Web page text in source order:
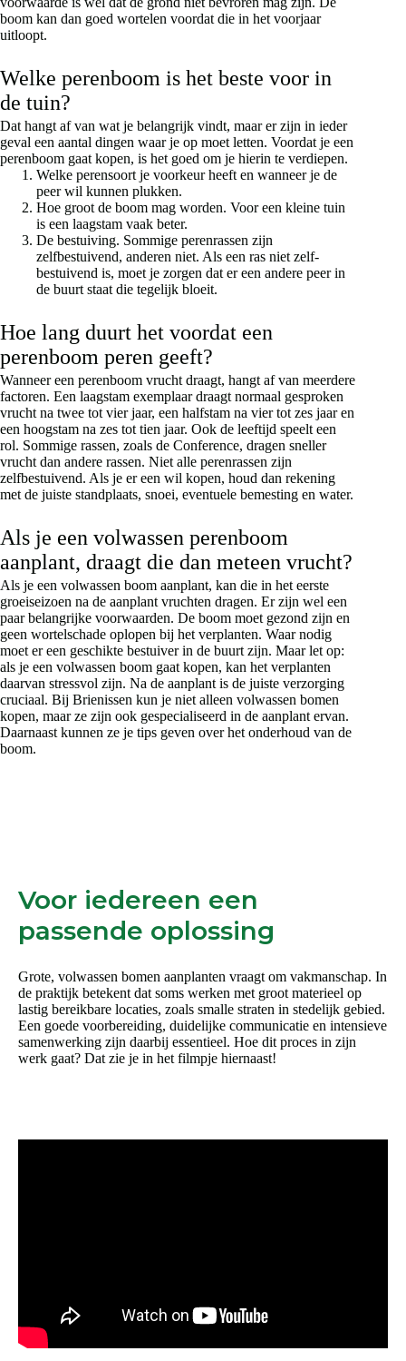
boom kan dan goed wortelen voordat die in het voorjaar
uitloopt.
Welke perenboom is het beste voor in
de tuin?
Dat hangt af van wat je belangrijk vindt, maar er zijn in ieder
geval een aantal dingen waar je op moet letten. Voordat je een
perenboom gaat kopen, is het goed om je hierin te verdiepen.
Welke perensoort je voorkeur heeft en wanneer je de
peer wil kunnen plukken.
Hoe groot de boom mag worden. Voor een kleine tuin
is een laagstam vaak beter.
De bestuiving. Sommige perenrassen zijn
zelfbestuivend, anderen niet. Als een ras niet zelf-
bestuivend is, moet je zorgen dat er een andere peer in
de buurt staat die tegelijk bloeit.
Hoe lang duurt het voordat een
perenboom peren geeft?
Wanneer een perenboom vrucht draagt, hangt af van meerdere
factoren. Een laagstam exemplaar draagt normaal gesproken
vrucht na twee tot vier jaar, een halfstam na vier tot zes jaar en
een hoogstam na zes tot tien jaar. Ook de leeftijd speelt een
rol. Sommige rassen, zoals de Conference, dragen sneller
vrucht dan andere rassen. Niet alle perenrassen zijn
zelfbestuivend. Als je er een wil kopen, houd dan rekening
met de juiste standplaats, snoei, eventuele bemesting en water.
Als je een volwassen perenboom
aanplant, draagt die dan meteen vrucht?
Als je een volwassen boom aanplant, kan die in het eerste
groeiseizoen na de aanplant vruchten dragen. Er zijn wel een
paar belangrijke voorwaarden. De boom moet gezond zijn en
geen wortelschade oplopen bij het verplanten. Waar nodig
moet er een geschikte bestuiver in de buurt zijn. Maar let op:
als je een volwassen boom gaat kopen, kan het verplanten
daarvan stressvol zijn. Na de aanplant is de juiste verzorging
cruciaal. Bij Brienissen kun je niet alleen volwassen bomen
kopen, maar ze zijn ook gespecialiseerd in de aanplant ervan.
Daarnaast kunnen ze je tips geven over het onderhoud van de
boom.
Voor iedereen een
passende oplossing
Grote, volwassen bomen aanplanten vraagt om vakmanschap. In
de praktijk betekent dat soms werken met groot materieel op
lastig bereikbare locaties, zoals smalle straten in stedelijk gebied.
Een goede voorbereiding, duidelijke communicatie en intensieve
samenwerking zijn daarbij essentieel. Hoe dit proces in zijn
werk gaat? Dat zie je in het filmpje hiernaast!